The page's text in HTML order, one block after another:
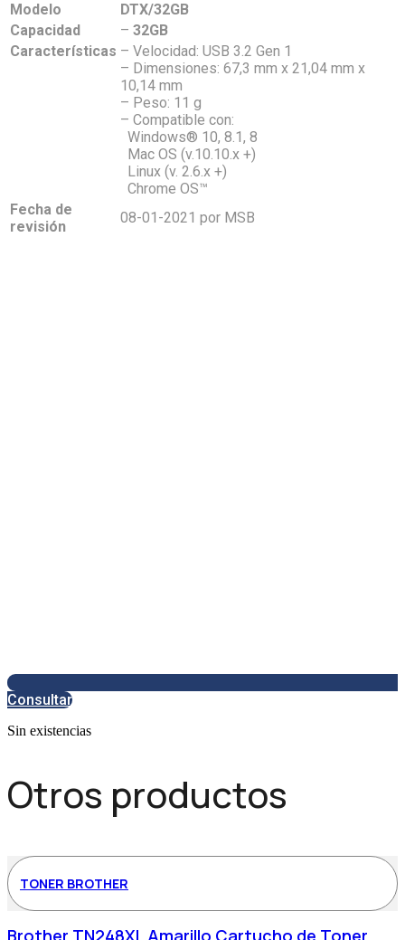
Modelo
DTX/32GB
Capacidad
– 32GB
Características – Velocidad: USB 3.2 Gen 1
– Dimensiones: 67,3 mm x 21,04 mm x
10,14 mm
– Peso: 11 g
– Compatible con:
Windows® 10, 8.1, 8
Mac OS (v.10.10.x +)
Linux (v. 2.6.x +)
Chrome OS™
Fecha de
revisión
08-01-2021 por MSB
Consultar
Sin existencias
Otros productos
TONER BROTHER